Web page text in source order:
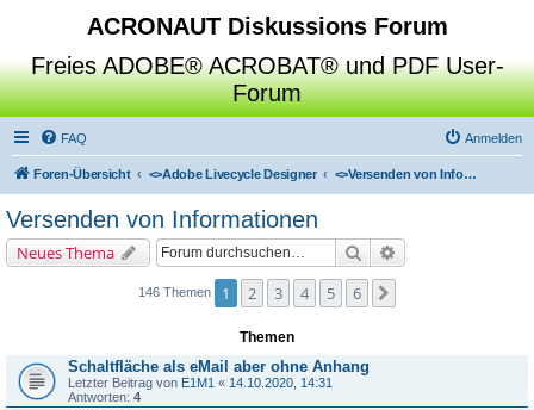
ACRONAUT Diskussions Forum
Freies ADOBE® ACROBAT® und PDF User-
Forum
FAQ Anmelden
Foren-Übersicht <>Adobe Livecycle Designer <>Versenden von Informationen
Versenden von Informationen
Neues Thema Suche
146 Themen 1 2 3 4 5 6
Themen
Schaltfläche als eMail aber ohne Anhang
Letzter Beitrag von E1M1 « 14.10.2020, 14:31
Antworten: 4